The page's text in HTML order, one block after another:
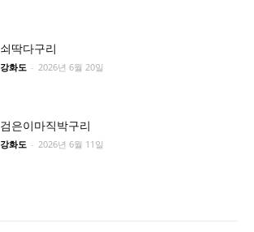
쇠딱다구리
강화도 - 2026년 6월 20일
검은이마직박구리
강화도 - 2026년 6월 11일